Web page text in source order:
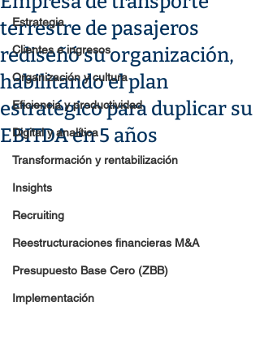
Estrategia
Clientes e ingresos
Organización y cultura
Eficiencia y productividad
Digital y analítica
Transformación y rentabilización
Insights
Recruiting
Reestructuraciones financieras M&A
Presupuesto Base Cero (ZBB)
Implementación
terrestre de pasajeros
rediseñó su organización,
habilitando el plan
estratégico para duplicar su
EBITDA en 5 años